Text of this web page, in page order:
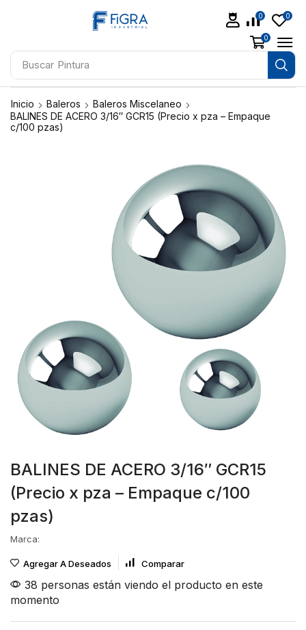
Buscar Pintura
0 0
0
Inicio Baleros
Baleros Miscelaneo
BALINES DE ACERO 3/16″ GCR15 (Precio x pza – Empaque
c/100 pzas)
BALINES DE ACERO 3/16″ GCR15
(Precio x pza – Empaque c/100
pzas)
Marca:
Agregar A Deseados Comparar
38 personas están viendo el producto en este
momento